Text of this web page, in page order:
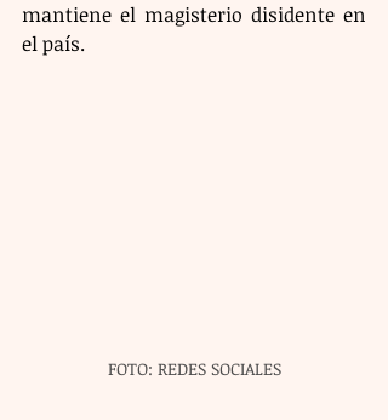
mantiene el magisterio disidente en
el país.
FOTO: REDES SOCIALES